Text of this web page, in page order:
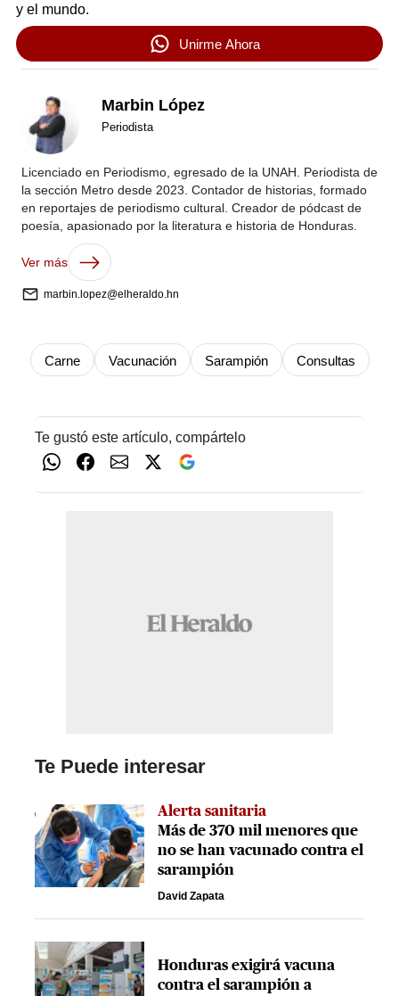
y el mundo.
Unirme Ahora
Marbin López
Periodista
Licenciado en Periodismo, egresado de la UNAH. Periodista de
la sección Metro desde 2023. Contador de historias, formado
en reportajes de periodismo cultural. Creador de pódcast de
poesía, apasionado por la literatura e historia de Honduras.
Ver más
marbin.lopez@elheraldo.hn
Carne Vacunación Sarampión Consultas
Te gustó este artículo, compártelo
Te Puede interesar
Alerta sanitaria
Más de 370 mil menores que
no se han vacunado contra el
sarampión
David Zapata
Honduras exigirá vacuna
contra el sarampión a